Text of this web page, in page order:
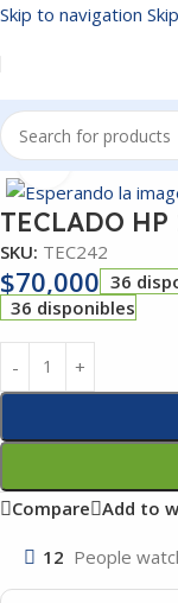
Skip to navigation
Inicio/TECLADOS
Click to
TECLADO
SKU: TEC242
$70,000 36
36 disponibles
Compare Add to
12 People